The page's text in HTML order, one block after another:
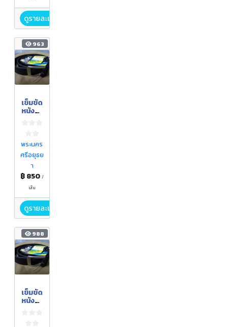
ดูรายละเอียด
963
เข็มขัด
หนังวัว
เมตร
พระนคร
ศรีอยุธย
า
฿ 850 /
เส้น
ดูรายละเอียด
988
เข็มขัด
หนังวัว